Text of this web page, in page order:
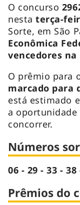
O concurso
nestaterça-
Sorte, em São
Econômica
vencedores
O prêmio para
marcado para
está estimado
a oportunidade
concorrer.
Números
06 - 29 - 33 - 38
Prêmios do